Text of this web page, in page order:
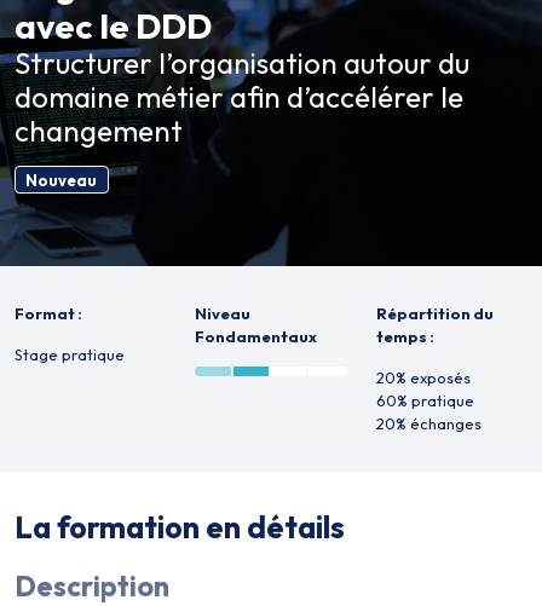
avec le DDD
Structurer l’organisation autour du
domaine métier afin d’accélérer le
changement
Nouveau
Format :
Stage pratique
Niveau
Fondamentaux
Répartition du
temps :
20% exposés
60% pratique
20% échanges
La formation en détails
Description